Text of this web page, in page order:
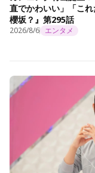
直でかわいい」「これ
櫻坂？』第295話
2026/8/6 エンタメ